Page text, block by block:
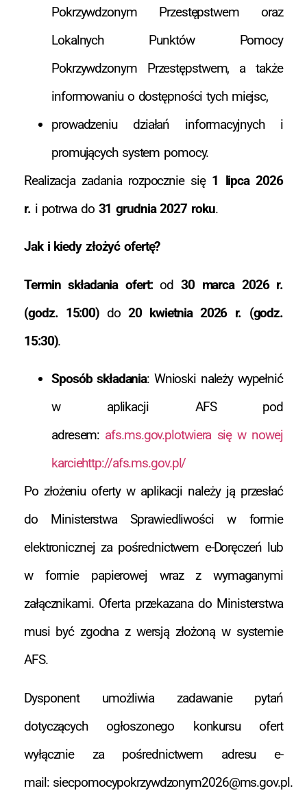
Pokrzywdzonym Przestępstwem oraz
Lokalnych Punktów Pomocy
Pokrzywdzonym Przestępstwem, a także
informowaniu o dostępności tych miejsc,
prowadzeniu działań informacyjnych i
promujących system pomocy.
Realizacja zadania rozpocznie się 1 lipca 2026
r.i potrwa do 31 grudnia 2027 roku.
Jak i kiedy złożyć ofertę?
Termin składania ofert:od 30 marca 2026 r.
(godz. 15:00) do20 kwietnia 2026 r. (godz.
15:30).
Sposób składania: Wnioski należy wypełnić
w aplikacji AFS pod
adresem: afs.ms.gov.plotwiera się w nowej
karciehttp://afs.ms.gov.pl/
Po złożeniu oferty w aplikacji należy ją przesłać
do Ministerstwa Sprawiedliwości w formie
elektronicznej za pośrednictwem e-Doręczeń lub
w formie papierowej wraz z wymaganymi
załącznikami. Oferta przekazana do Ministerstwa
musi być zgodna z wersją złożoną w systemie
AFS.
Dysponent umożliwia zadawanie pytań
dotyczących ogłoszonego konkursu ofert
wyłącznie za pośrednictwem adresu e-
mail: siecpomocypokrzywdzonym2026@ms.gov.pl.